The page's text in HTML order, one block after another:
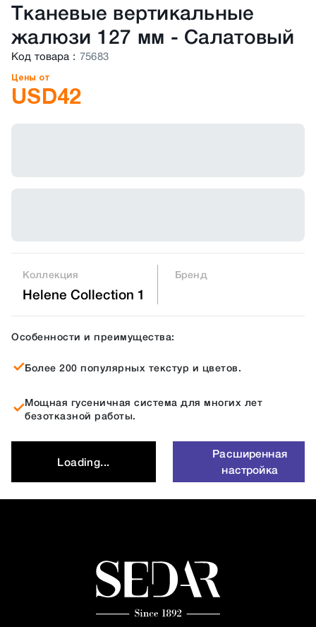
Тканевые вертикальные
жалюзи 127 мм - Салатовый
Код товара : 75683
Цены от
USD42
Коллекция
Helene Collection 1
Бренд
Особенности и преимущества:
Более 200 популярных текстур и цветов.
Мощная гусеничная система для многих лет
безотказной работы.
Loading...
Расширенная
настройка